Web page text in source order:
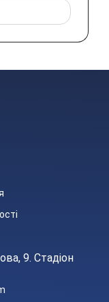
9. Стадіон